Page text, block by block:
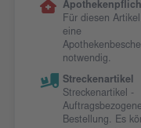
Für diesen
eine
notwendig.
Streckenartikel
Streckenartikel -
Auftragsbezogene
Bestellung. Es